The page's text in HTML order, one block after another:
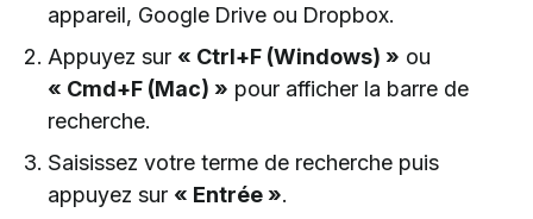
appareil, Google Drive ou Dropbox.
Appuyez sur « Ctrl+F (Windows) » ou
« Cmd+F (Mac) » pour afficher la barre de
recherche.
Saisissez votre terme de recherche puis
appuyez sur « Entrée ».